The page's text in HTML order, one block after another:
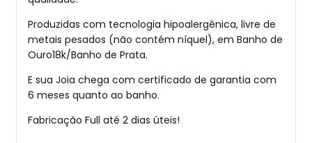
Produzidas com tecnologia hipoalergênica, livre de
metais pesados (não contém níquel), em Banho de
Ouro18k/Banho de Prata.
E sua Joia chega com certificado de garantia com
6 meses quanto ao banho.
Fabricação Full até 2 dias úteis!